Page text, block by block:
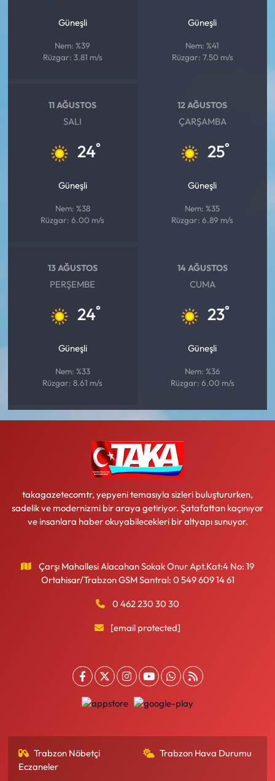
Güneşli
Nem: %39
Rüzgar: 3.81 m/s
Güneşli
Nem: %41
Rüzgar: 7.50 m/s
11 AĞUSTOS
SALI
24°
Güneşli
Nem: %38
Rüzgar: 6.00 m/s
12 AĞUSTOS
ÇARŞAMBA
25°
Güneşli
Nem: %35
Rüzgar: 6.89 m/s
13 AĞUSTOS
PERŞEMBE
24°
Güneşli
Nem: %33
Rüzgar: 8.61 m/s
14 AĞUSTOS
CUMA
23°
Güneşli
Nem: %36
Rüzgar: 6.00 m/s
takagazetecomtr, yepyeni temasıyla sizleri buluştururken,
sadelik ve modernizmi bir araya getiriyor. Şatafattan kaçınıyor
ve insanlara haber okuyabilecekleri bir altyapı sunuyor.
Çarşı Mahallesi Alacahan Sokak Onur Apt.Kat:4 No: 19
Ortahisar/Trabzon GSM Santral: 0 549 609 14 61
0 462 230 30 30
[email protected]
Trabzon Nöbetçi
Eczaneler
Trabzon Hava Durumu